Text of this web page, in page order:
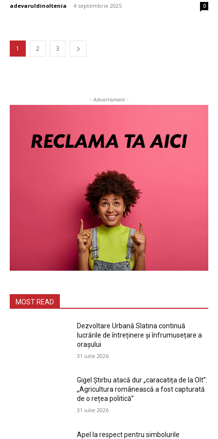
adevaruldinoltenia - 4 septembrie 2025 0
1 2 3
- Advertisment -
MOST READ
Dezvoltare Urbană Slatina continuă
lucrările de întreținere și înfrumusețare a
orașului
31 iulie 2026
Gigel Știrbu atacă dur „caracatița de la Olt”:
„Agricultura românească a fost capturată
de o rețea politică”
31 iulie 2026
Apel la respect pentru simbolurile